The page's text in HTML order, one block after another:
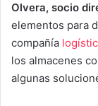
Olvera, socio
elementos para
compañía
los almacenes
algunas